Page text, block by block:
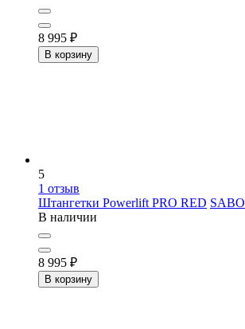
8 995 ₽
В корзину
5
1 отзыв
Штангетки Powerlift PRO RED SABO
В наличии
8 995 ₽
В корзину